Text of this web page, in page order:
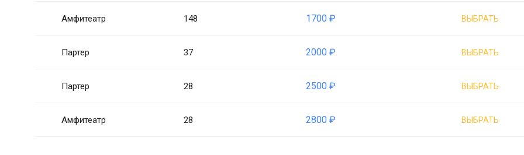
Амфитеатр 148 1700 ₽ ВЫБРАТЬ
Партер 37 2000 ₽ ВЫБРАТЬ
Партер 28 2500 ₽ ВЫБРАТЬ
Амфитеатр 28 2800 ₽ ВЫБРАТЬ